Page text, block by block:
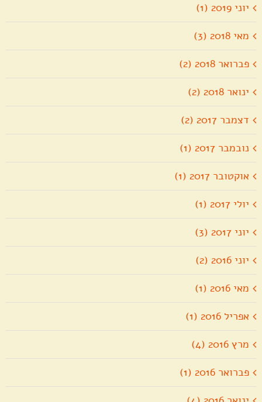
יוני 2019 (1)
מאי 2018 (3)
פברואר 2018 (2)
ינואר 2018 (2)
דצמבר 2017 (2)
נובמבר 2017 (1)
אוקטובר 2017 (1)
יולי 2017 (1)
יוני 2017 (3)
יוני 2016 (2)
מאי 2016 (1)
אפריל 2016 (1)
מרץ 2016 (4)
פברואר 2016 (1)